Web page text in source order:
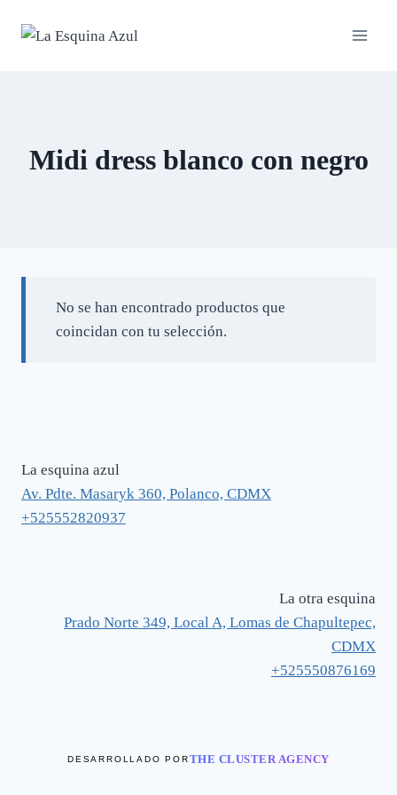
Midi dress blanco con negro
No se han encontrado productos que
coincidan con tu selección.
La esquina azul
Av. Pdte. Masaryk 360, Polanco, CDMX
+525552820937
La otra esquina
Prado Norte 349, Local A, Lomas de Chapultepec,
CDMX
+525550876169
DESARROLLADO PORTHE CLUSTER AGENCY